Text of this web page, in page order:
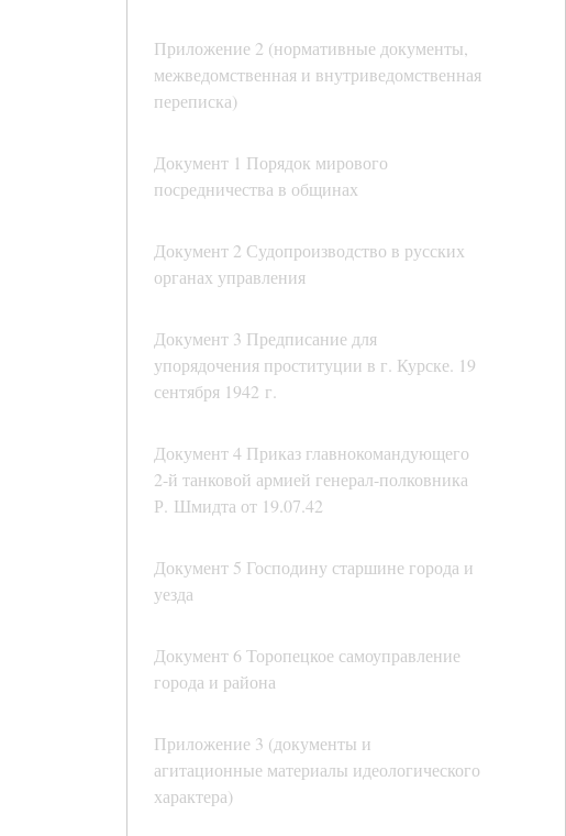
Приложение 2 (нормативные документы,
межведомственная и внутриведомственная
переписка)
Документ 1 Порядок мирового
посредничества в общинах
Документ 2 Судопроизводство в русских
органах управления
Документ 3 Предписание для
упорядочения проституции в г. Курске. 19
сентября 1942 г.
Документ 4 Приказ главнокомандующего
2-й танковой армией генерал-полковника
Р. Шмидта от 19.07.42
Документ 5 Господину старшине города и
уезда
Документ 6 Торопецкое самоуправление
города и района
Приложение 3 (документы и
агитационные материалы идеологического
характера)